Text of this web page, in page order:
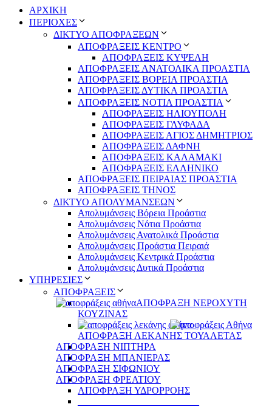
ΑΡΧΙΚΗ
ΠΕΡΙΟΧΕΣ
ΔΙΚΤΥΟ ΑΠΟΦΡΑΞΕΩΝ
ΑΠΟΦΡΑΞΕΙΣ ΚΕΝΤΡΟ
ΑΠΟΦΡΑΞΕΙΣ ΚΥΨΕΛΗ
ΑΠΟΦΡΑΞΕΙΣ ΑΝΑΤΟΛΙΚΑ ΠΡΟΑΣΤΙΑ
ΑΠΟΦΡΑΞΕΙΣ ΒΟΡΕΙΑ ΠΡΟΑΣΤΙΑ
ΑΠΟΦΡΑΞΕΙΣ ΔΥΤΙΚΑ ΠΡΟΑΣΤΙΑ
ΑΠΟΦΡΑΞΕΙΣ ΝΟΤΙΑ ΠΡΟΑΣΤΙΑ
ΑΠΟΦΡΑΞΕΙΣ ΗΛΙΟΥΠΟΛΗ
ΑΠΟΦΡΑΞΕΙΣ ΓΛΥΦΑΔΑ
ΑΠΟΦΡΑΞΕΙΣ ΑΓΙΟΣ ΔΗΜΗΤΡΙΟΣ
ΑΠΟΦΡΑΞΕΙΣ ΔΑΦΝΗ
ΑΠΟΦΡΑΞΕΙΣ ΚΑΛΑΜΑΚΙ
ΑΠΟΦΡΑΞΕΙΣ ΕΛΛΗΝΙΚΟ
ΑΠΟΦΡΑΞΕΙΣ ΠΕΙΡΑΙΑΣ ΠΡΟΑΣΤΙΑ
ΑΠΟΦΡΑΞΕΙΣ ΤΗΝΟΣ
ΔΙΚΤΥΟ ΑΠΟΛΥΜΑΝΣΕΩΝ
Απολυμάνσεις Βόρεια Προάστια
Απολυμάνσεις Νότια Προάστια
Απολυμάνσεις Ανατολικά Προάστια
Απολυμάνσεις Προάστια Πειραιά
Απολυμάνσεις Κεντρικά Προάστια
Απολυμάνσεις Δυτικά Προάστια
ΥΠΗΡΕΣΙΕΣ
ΑΠΟΦΡΑΞΕΙΣ
ΑΠΟΦΡΑΞΗ ΝΕΡΟΧΥΤΗ
ΚΟΥΖΙΝΑΣ
ΑΠΟΦΡΑΞΗ ΛΕΚΑΝΗΣ ΤΟΥΑΛΕΤΑΣ
ΑΠΟΦΡΑΞΗ ΝΙΠΤΗΡΑ
ΑΠΟΦΡΑΞΗ ΜΠΑΝΙΕΡΑΣ
ΑΠΟΦΡΑΞΗ ΣΙΦΩΝΙΟΥ
ΑΠΟΦΡΑΞΗ ΦΡΕΑΤΙΟΥ
ΑΠΟΦΡΑΞΗ ΥΔΡΟΡΡΟΗΣ